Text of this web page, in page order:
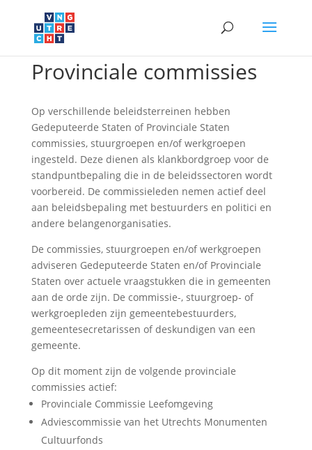
Provinciale commissies
Op verschillende beleidsterreinen hebben
Gedeputeerde Staten of Provinciale Staten
commissies, stuurgroepen en/of werkgroepen
ingesteld. Deze dienen als klankbordgroep voor de
standpuntbepaling die in de beleidssectoren wordt
voorbereid. De commissieleden nemen actief deel
aan beleidsbepaling met bestuurders en politici en
andere belangenorganisaties.
De commissies, stuurgroepen en/of werkgroepen
adviseren Gedeputeerde Staten en/of Provinciale
Staten over actuele vraagstukken die in gemeenten
aan de orde zijn. De commissie-, stuurgroep- of
werkgroepleden zijn gemeentebestuurders,
gemeentesecretarissen of deskundigen van een
gemeente.
Op dit moment zijn de volgende provinciale
commissies actief:
Provinciale Commissie Leefomgeving
Adviescommissie van het Utrechts Monumenten
Cultuurfonds